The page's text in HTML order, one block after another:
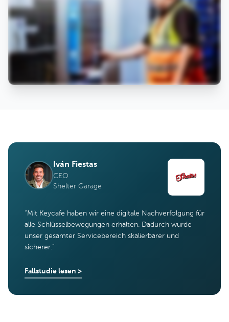
Iván Fiestas
CEO
Shelter Garage
“Mit Keycafe haben wir eine digitale Nachverfolgung für
alle Schlüsselbewegungen erhalten. Dadurch wurde
unser gesamter Servicebereich skalierbarer und
sicherer.”
Fallstudie lesen >